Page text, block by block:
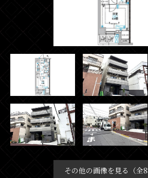
その他の画像を見る（全